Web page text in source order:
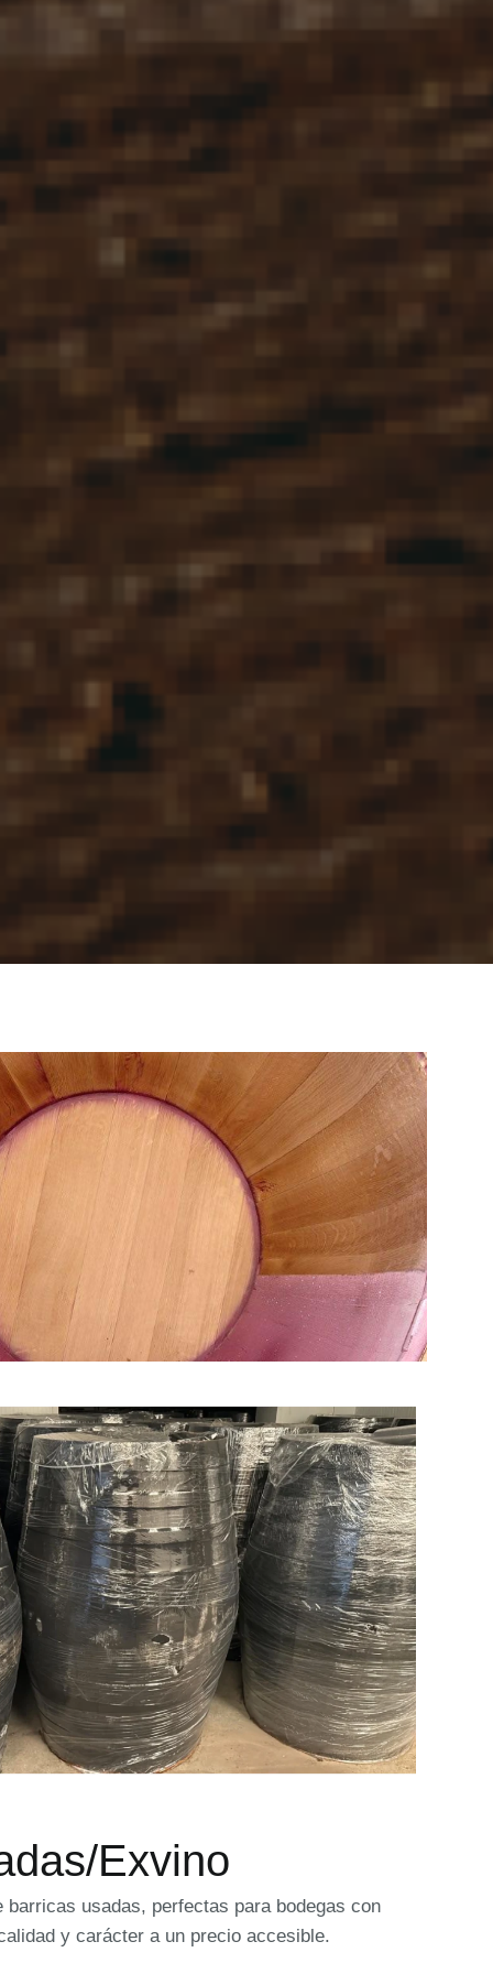
Exvino
usadas, perfectas para bodegas con
y carácter a un precio accesible.